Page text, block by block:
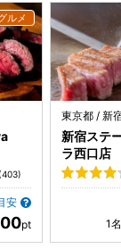
お肉と野菜を
使ったペース
気がお肉の旨
ースをつける
かにしてくれ
深みが生まれ
ャキシャキ食感
ルバチコと焼
して美味しい
るとイチゴを
はイチゴを使
箔が添えられ
、シェアして
での利用にも
夜景を眺めな
に至福です。
為リラックス
お店です。
(403)
安
東京都 / 新
新宿ステ
ラ⻄⼝店